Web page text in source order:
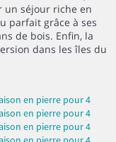
un séjour riche en
parfait grâce à ses
de bois. Enfin, la
dans les îles du